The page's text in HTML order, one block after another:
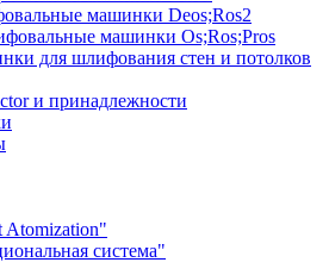
машинки Deos;Ros2
машинки Os;Ros;Pros
для шлифования стен и потолков
и принадлежности
Atomization"
система"